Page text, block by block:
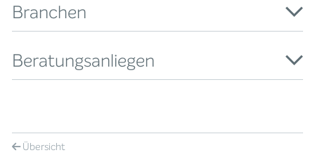
Branchen
Beratungsanliegen
Übersicht